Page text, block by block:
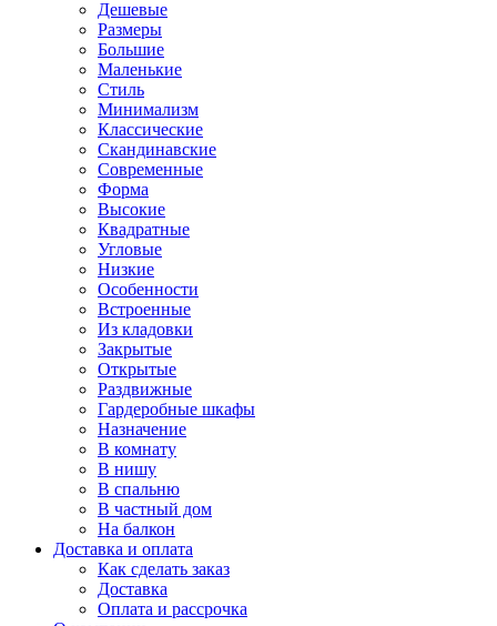
Дешевые
Размеры
Большие
Маленькие
Стиль
Минимализм
Классические
Скандинавские
Современные
Форма
Высокие
Квадратные
Угловые
Низкие
Особенности
Встроенные
Из кладовки
Закрытые
Открытые
Раздвижные
Гардеробные шкафы
Назначение
В комнату
В нишу
В спальню
В частный дом
На балкон
Доставка и оплата
Как сделать заказ
Доставка
Оплата и рассрочка